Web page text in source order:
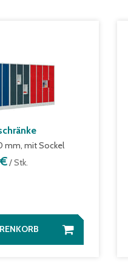
mm, mit Sockel
/ Stk.